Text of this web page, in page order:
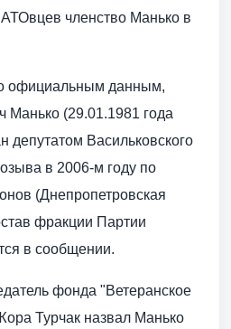
членство Манько в
официальным данным,
Манько (29.01.1981 года
депутатом Васильковского
в 2006-м году по
(Днепропетровская
фракции Партии
в сообщении.
фонда "Ветеранское
Турчак назвал Манько